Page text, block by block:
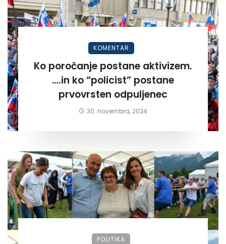
KOMENTAR
Ko poročanje postane aktivizem.
….in ko “policist” postane
prvovrsten odpuljenec
30. novembra, 2024
POLITIKA